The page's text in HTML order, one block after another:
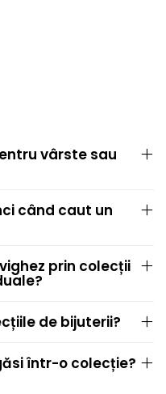
vârste sau
când caut un
prin colecții
de bijuterii?
într-o colecție?